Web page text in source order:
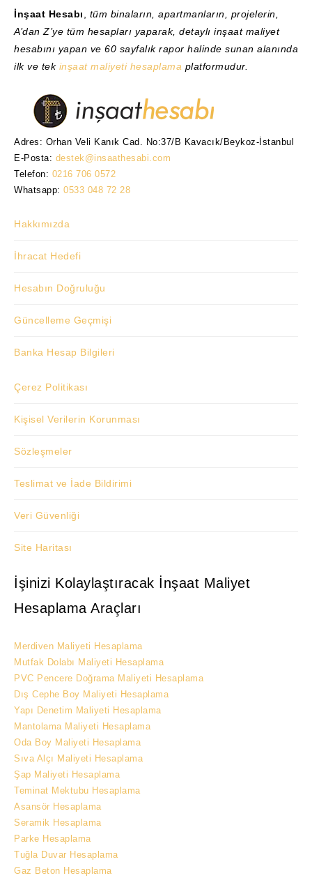
İnşaat Hesabı
tüm binaların, apartmanların, projelerin,
A’dan Z’ye tüm hesapları yaparak, detaylı inşaat maliyet
hesabını yapan ve 60 sayfalık rapor halinde sunan alanında
ilk ve tek inşaat maliyeti hesaplama platformudur.
Adres: Orhan Veli Kanık Cad. No:37/B Kavacık/Beykoz-İstanbul
E-Posta: destek@insaathesabi.com
Telefon: 0216 706 0572
Whatsapp: 0533 048 72 28
Hakkımızda
İhracat Hedefi
Hesabın Doğruluğu
Güncelleme Geçmişi
Banka Hesap Bilgileri
Çerez Politikası
Kişisel Verilerin Korunması
Sözleşmeler
Teslimat ve İade Bildirimi
Veri Güvenliği
Site Haritası
İşinizi Kolaylaştıracak İnşaat Maliyet
Hesaplama Araçları
Merdiven Maliyeti Hesaplama
Mutfak Dolabı Maliyeti Hesaplama
PVC Pencere Doğrama Maliyeti Hesaplama
Dış Cephe Boy Maliyeti Hesaplama
Yapı Denetim Maliyeti Hesaplama
Mantolama Maliyeti Hesaplama
Oda Boy Maliyeti Hesaplama
Sıva Alçı Maliyeti Hesaplama
Şap Maliyeti Hesaplama
Teminat Mektubu Hesaplama
Asansör Hesaplama
Seramik Hesaplama
Parke Hesaplama
Tuğla Duvar Hesaplama
Gaz Beton Hesaplama